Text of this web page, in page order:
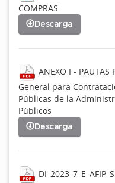
COMPRAS
Descarga
ANEXO I - PAUTAS
General para
Públicas de la
Públicos
Descarga